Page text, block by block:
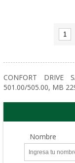
CONFORT DRIVE
501.00/505.00, MB
Nombre